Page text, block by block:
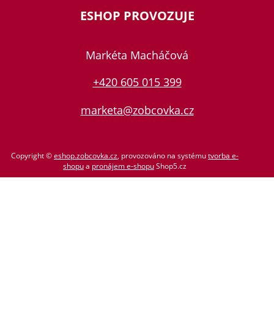
ESHOP PROVOZUJE
Markéta Macháčová
+420 605 015 399
marketa@zobcovka.cz
Copyright ©eshop.zobcovka.cz, provozováno na systémutvorba e-
shopua pronájem e-shopuShop5.cz